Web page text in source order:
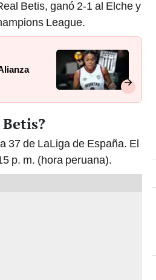
Betis, ganó 2-1 al Elche y
League.
37 de LaLiga de España. El
p. m. (hora peruana).